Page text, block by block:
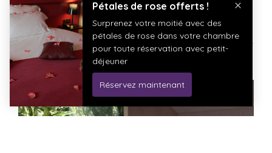
En savoir plus